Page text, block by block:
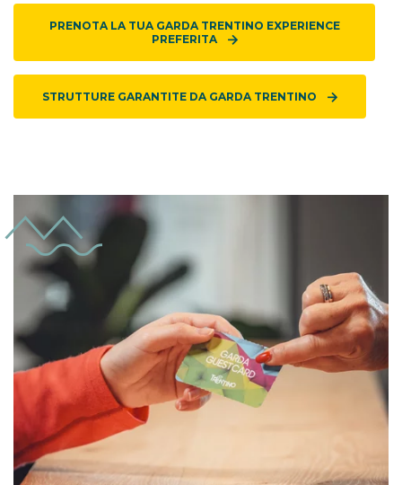
PRENOTA LA TUA GARDA TRENTINO EXPERIENCE
PREFERITA
STRUTTURE GARANTITE DA GARDA TRENTINO